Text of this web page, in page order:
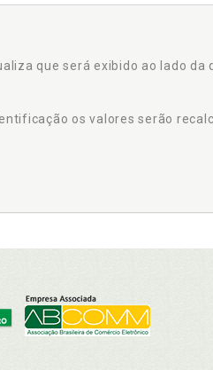
que será exibido ao lado da
os valores serão